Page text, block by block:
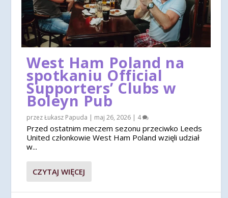
West Ham Poland na
spotkaniu Official
Supporters’ Clubs w
Boleyn Pub
przezŁukasz Papuda | maj 26, 2026 | 4
Przed ostatnim meczem sezonu przeciwko Leeds
United członkowie West Ham Poland wzięli udział
w...
CZYTAJ WIĘCEJ